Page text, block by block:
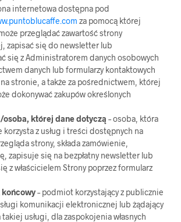
internetowa dostępna pod
za pomocą której
przeglądać zawartość strony
zapisać się do newsletter lub
się z Administratorem danych osobowych
danych lub formularzy kontaktowych
stronie, a także za pośrednictwem, której
dokonywać zakupów określonych
której dane dotyczą – osoba, która
z usług i treści dostępnych na
strony, składa zamówienie,
zapisuje się na bezpłatny newsletter lub
z właścicielem Strony poprzez formularz
– podmiot korzystający z publicznie
komunikacji elektronicznej lub żądający
usługi, dla zaspokojenia własnych